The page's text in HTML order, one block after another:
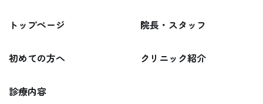
トップページ 院長・スタッフ
初めての方へ クリニック紹介
診療内容